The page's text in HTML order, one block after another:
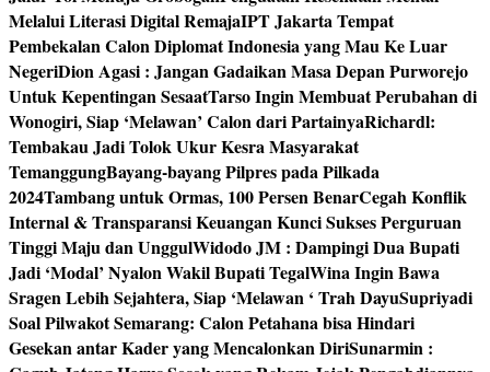
Melalui Literasi Digital RemajaIPT Jakarta Tempat
Pembekalan Calon Diplomat Indonesia yang Mau Ke Luar
NegeriDion Agasi : Jangan Gadaikan Masa Depan Purworejo
Untuk Kepentingan SesaatTarso Ingin Membuat Perubahan di
Wonogiri, Siap ‘Melawan’ Calon dari PartainyaRichardl:
Tembakau Jadi Tolok Ukur Kesra Masyarakat
TemanggungBayang-bayang Pilpres pada Pilkada
2024Tambang untuk Ormas, 100 Persen BenarCegah Konflik
Internal & Transparansi Keuangan Kunci Sukses Perguruan
Tinggi Maju dan UnggulWidodo JM : Dampingi Dua Bupati
Jadi ‘Modal’ Nyalon Wakil Bupati TegalWina Ingin Bawa
Sragen Lebih Sejahtera, Siap ‘Melawan ‘ Trah DayuSupriyadi
Soal Pilwakot Semarang: Calon Petahana bisa Hindari
Gesekan antar Kader yang Mencalonkan DiriSunarmin :